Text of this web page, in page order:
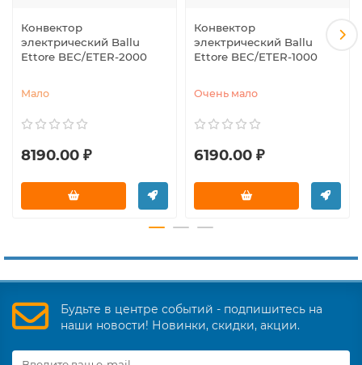
Конвектор
электрический Ballu
Ettore BEC/ETER-2000
Мало
8190.00 ₽
Конвектор
электрический Ballu
Ettore BEC/ETER-1000
Очень мало
6190.00 ₽
Будьте в центре событий - подпишитесь на
наши новости! Новинки, скидки, акции.